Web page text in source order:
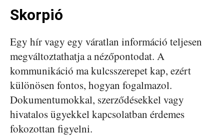
Skorpió
Egy hír vagy egy váratlan információ teljesen
megváltoztathatja a nézőpontodat. A
kommunikáció ma kulcsszerepet kap, ezért
különösen fontos, hogyan fogalmazol.
Dokumentumokkal, szerződésekkel vagy
hivatalos ügyekkel kapcsolatban érdemes
fokozottan figyelni.